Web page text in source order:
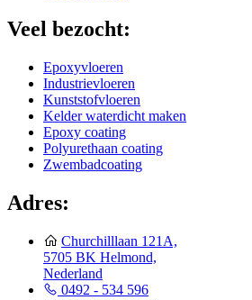
Veel bezocht:
Epoxyvloeren
Industrievloeren
Kunststofvloeren
Kelder waterdicht maken
Epoxy coating
Polyurethaan coating
Zwembadcoating
Adres:
Churchilllaan 121A,
5705 BK Helmond,
Nederland
0492 - 534 596